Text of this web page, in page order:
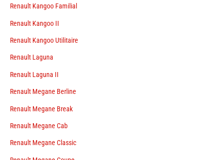
Renault Kangoo Familial
Renault Kangoo II
Renault Kangoo Utilitaire
Renault Laguna
Renault Laguna II
Renault Megane Berline
Renault Megane Break
Renault Megane Cab
Renault Megane Classic